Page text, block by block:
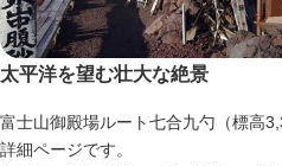
太平洋を望む壮大な絶景
富士山御殿場ルート七合九勺（標高
詳細ページです。